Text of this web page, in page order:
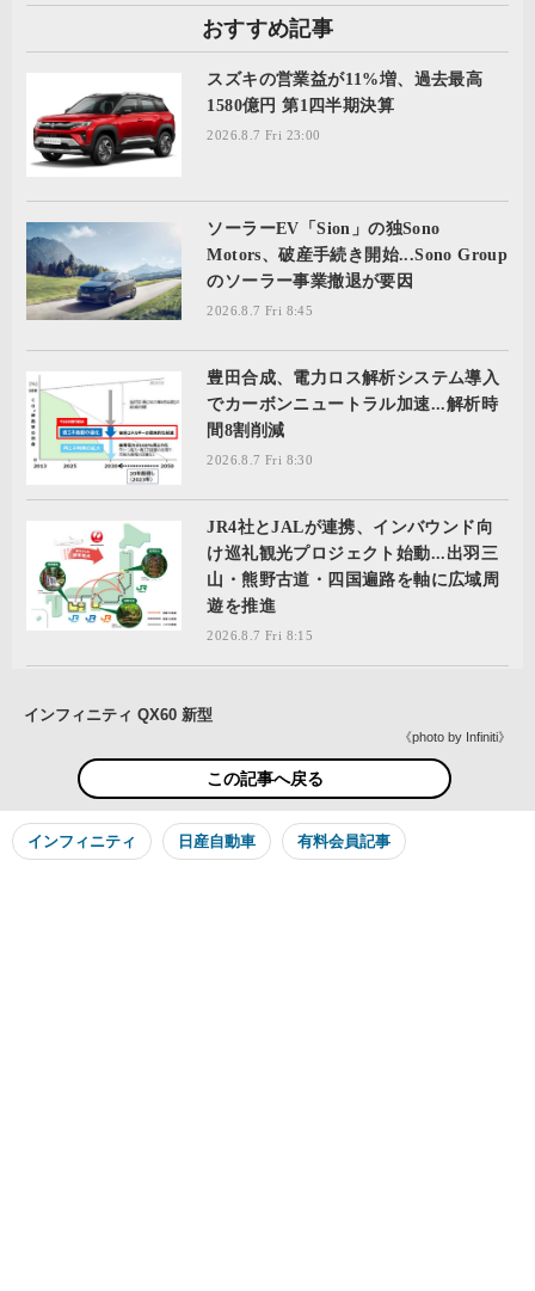
おすすめ記事
スズキの営業益が11%増、過去最高
1580億円 第1四半期決算
2026.8.7 Fri 23:00
ソーラーEV「Sion」の独Sono
Motors、破産手続き開始...Sono Group
のソーラー事業撤退が要因
2026.8.7 Fri 8:45
豊田合成、電力ロス解析システム導入
でカーボンニュートラル加速...解析時
間8割削減
2026.8.7 Fri 8:30
JR4社とJALが連携、インバウンド向
け巡礼観光プロジェクト始動...出羽三
山・熊野古道・四国遍路を軸に広域周
遊を推進
2026.8.7 Fri 8:15
《photo by Infiniti》
インフィニティ QX60 新型
この記事へ戻る
インフィニティ 日産自動車 有料会員記事